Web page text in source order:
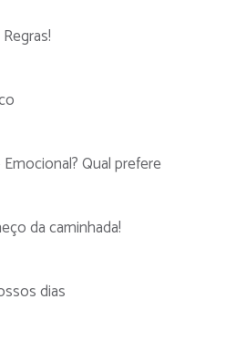
Qual prefere
da caminhada!
dias